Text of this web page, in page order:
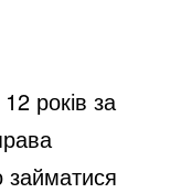
років за
займатися